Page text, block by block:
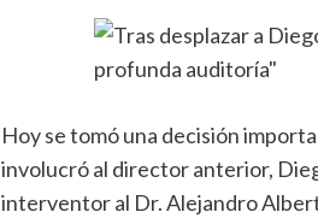
Hoy se tomó una decisión
involucró al director anterior,
interventor al Dr. Alejandro